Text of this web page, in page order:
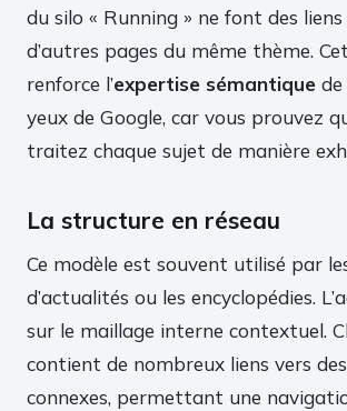
du silo « Running » ne font des liens
d’autres pages du même thème.
renforce l’expertise sémantique
yeux de Google, car vous prouvez
traitez chaque sujet de manière
La structure en réseau
Ce modèle est souvent utilisé par
d’actualités ou les encyclopédies.
sur le maillage interne contextuel.
contient de nombreux liens vers
connexes, permettant une